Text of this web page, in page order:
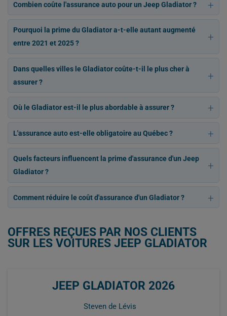
Combien coûte l'assurance auto pour un Jeep Gladiator ?
Pourquoi la prime du Gladiator a-t-elle autant augmenté
entre 2021 et 2025 ?
Dans quelles villes le Gladiator coûte-t-il le plus cher à
assurer ?
Où le Gladiator est-il le plus abordable à assurer ?
L'assurance auto est-elle obligatoire au Québec ?
Quels facteurs influencent la prime d'assurance d'un Jeep
Gladiator ?
Comment réduire le coût d'assurance d'un Gladiator ?
OFFRES REÇUES PAR NOS CLIENTS
SUR LES VOITURES JEEP GLADIATOR
JEEP GLADIATOR 2026
Steven de Lévis